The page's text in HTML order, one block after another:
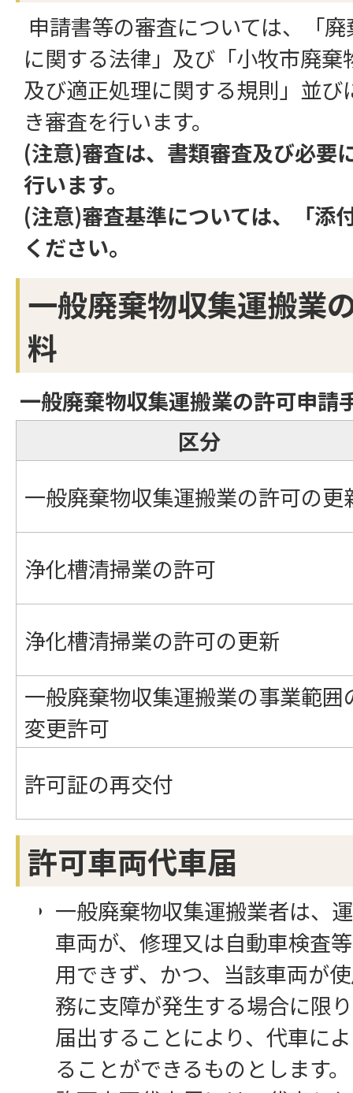
申請書等の審査については、「
に関する法律」及び「小牧市廃
及び適正処理に関する規則」並
き審査を行います。
(注意)審査は、書類審査及び必要
行います。
(注意)審査基準については、「添
ください。
一般廃棄物収集運搬業
料
一般廃棄物収集運搬業の許可申請
区分
一般廃棄物収集運搬業の許可の更
浄化槽清掃業の許可
浄化槽清掃業の許可の更新
一般廃棄物収集運搬業の事業範囲
変更許可
許可証の再交付
許可車両代車届
一般廃棄物収集運搬業者は、
車両が、修理又は自動車検査
用できず、かつ、当該車両が
務に支障が発生する場合に限
届出することにより、代車に
ることができるものとします。